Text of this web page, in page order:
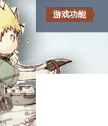
游戏功能